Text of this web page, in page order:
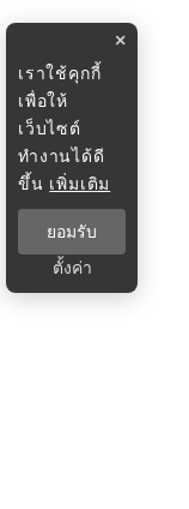
×
เราใช้คุกกี้
เพื่อให้
เว็บไซต์
ทำงานได้ดี
ขึ้น เพิ่มเติม
ยอมรับ
ตั้งค่า